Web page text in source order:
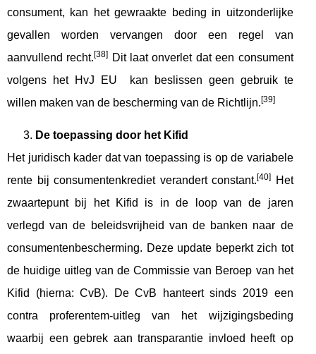
consument, kan het gewraakte beding in uitzonderlijke
gevallen worden vervangen door een regel van
aanvullend recht.[38] Dit laat onverlet dat een consument
volgens het HvJ EU kan beslissen geen gebruik te
willen maken van de bescherming van de Richtlijn.[39]
De toepassing door het Kifid
Het juridisch kader dat van toepassing is op de variabele
rente bij consumentenkrediet verandert constant.[40]
Het
zwaartepunt bij het Kifid is in de loop van de jaren
verlegd van de beleidsvrijheid van de banken naar de
consumentenbescherming. Deze update beperkt zich tot
de huidige uitleg van de Commissie van Beroep van het
Kifid (hierna: CvB). De CvB hanteert sinds 2019 een
contra proferentem-uitleg van het wijzigingsbeding
waarbij een gebrek aan transparantie invloed heeft op